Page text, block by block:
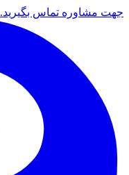
جهت مشاوره تماس بگیرید.